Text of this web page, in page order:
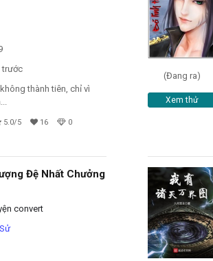
trước
thành tiên, chỉ vì
5.0/5 16 0
(Đang ra)
Xem thử
Đệ Nhất Chưởng
convert